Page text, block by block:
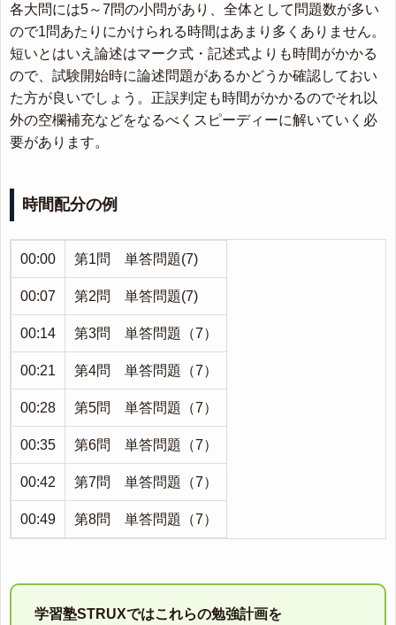
各大問には5～7問の小問があり、全体として問題数が多い
ので1問あたりにかけられる時間はあまり多くありません。
短いとはいえ論述はマーク式・記述式よりも時間がかかる
ので、試験開始時に論述問題があるかどうか確認しておい
た方が良いでしょう。正誤判定も時間がかかるのでそれ以
外の空欄補充などをなるべくスピーディーに解いていく必
要があります。
時間配分の例
00:00 第1問 単答問題(7)
00:07 第2問 単答問題(7)
00:14 第3問 単答問題（7）
00:21 第4問 単答問題（7）
00:28 第5問 単答問題（7）
00:35 第6問 単答問題（7）
00:42 第7問 単答問題（7）
00:49 第8問 単答問題（7）
学習塾STRUXではこれらの勉強計画を